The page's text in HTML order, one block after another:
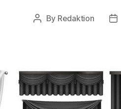
Post
By Redaktion